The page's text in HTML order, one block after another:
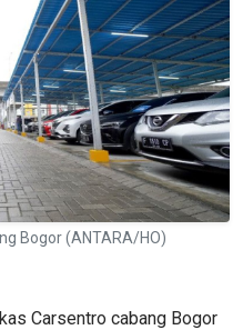
Bogor (ANTARA/HO)
Carsentro cabang Bogor